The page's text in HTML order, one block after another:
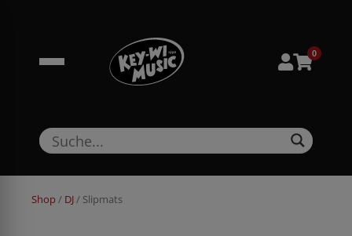
0
Shop/ DJ/ Slipmats